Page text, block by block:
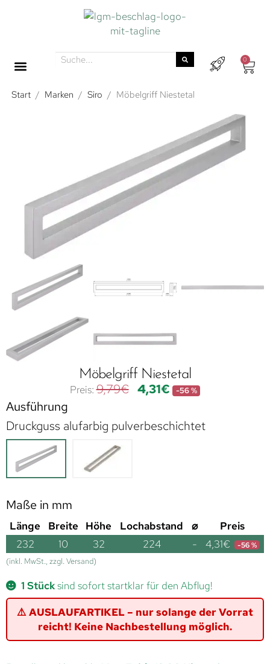
0
Start / Marken / Siro / Möbelgriff Niestetal
Möbelgriff Niestetal
9,79€ 4,31€ -56 %
Ausführung
Druckguss alufarbig pulverbeschichtet
Maße in mm
Länge Breite Höhe Lochabstand ⌀
Preis
232
10 32 224 - 4,31€ -56 %
(inkl. MwSt., zzgl. Versand)
1 Stücksind sofort startklar für den Abflug!
⚠️ AUSLAUFARTIKEL – nur solange der Vorrat
reicht! Keine Nachbestellung möglich.